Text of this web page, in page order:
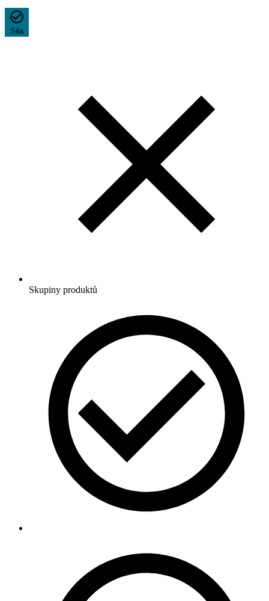
Sila
Skupiny produktů